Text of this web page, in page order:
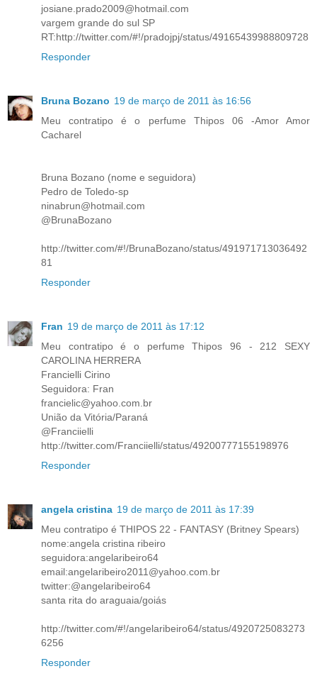
josiane.prado2009@hotmail.com
vargem grande do sul SP
RT:http://twitter.com/#!/pradojpj/status/49165439988809728
Responder
Bruna Bozano 19 de março de 2011 às 16:56
Meu contratipo é o perfume Thipos 06 -Amor Amor
Cacharel
Bruna Bozano (nome e seguidora)
Pedro de Toledo-sp
ninabrun@hotmail.com
@BrunaBozano
http://twitter.com/#!/BrunaBozano/status/491971713036492
81
Responder
Fran 19 de março de 2011 às 17:12
Meu contratipo é o perfume Thipos 96 - 212 SEXY
CAROLINA HERRERA
Francielli Cirino
Seguidora: Fran
francielic@yahoo.com.br
União da Vitória/Paraná
@Franciielli
http://twitter.com/Franciielli/status/49200777155198976
Responder
angela cristina 19 de março de 2011 às 17:39
Meu contratipo é THIPOS 22 - FANTASY (Britney Spears)
nome:angela cristina ribeiro
seguidora:angelaribeiro64
email:angelaribeiro2011@yahoo.com.br
twitter:@angelaribeiro64
santa rita do araguaia/goiás
http://twitter.com/#!/angelaribeiro64/status/4920725083273
6256
Responder